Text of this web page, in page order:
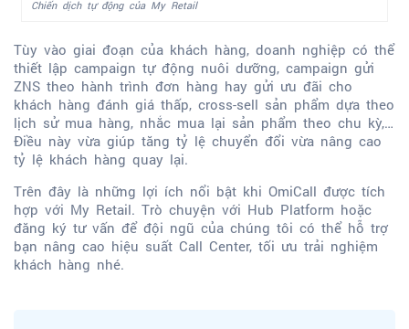
Chiến dịch tự động của My Retail
Tùy vào giai đoạn của khách hàng, doanh nghiệp có thể
thiết lập campaign tự động nuôi dưỡng, campaign gửi
ZNS theo hành trình đơn hàng hay gửi ưu đãi cho
khách hàng đánh giá thấp, cross-sell sản phẩm dựa theo
lịch sử mua hàng, nhắc mua lại sản phẩm theo chu kỳ,…
Điều này vừa giúp tăng tỷ lệ chuyển đổi vừa nâng cao
tỷ lệ khách hàng quay lại.
Trên đây là những lợi ích nổi bật khi OmiCall được tích
hợp với My Retail. Trò chuyện với Hub Platform hoặc
đăng ký tư vấn để đội ngũ của chúng tôi có thể hỗ trợ
bạn nâng cao hiệu suất Call Center, tối ưu trải nghiệm
khách hàng nhé.